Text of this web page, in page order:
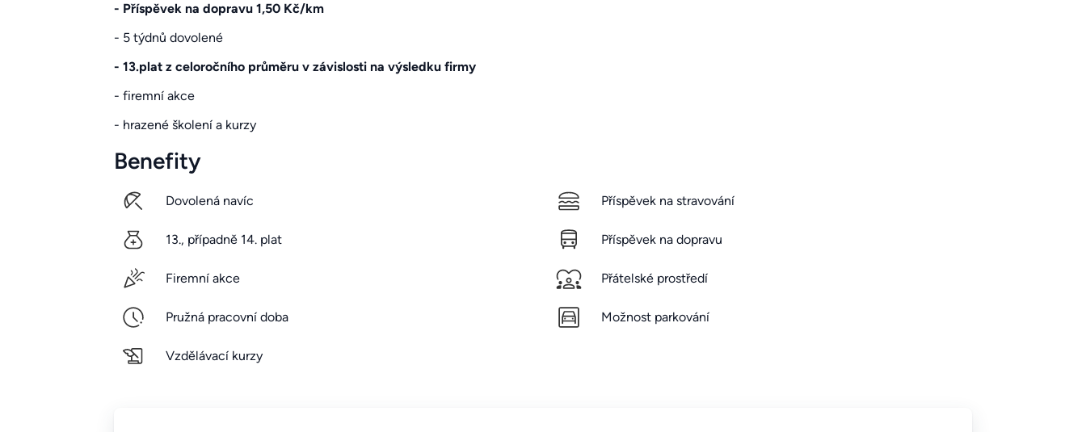
- Příspěvek na dopravu 1,50 Kč/km
- 5 týdnů dovolené
- 13.plat z celoročního průměru v závislosti na výsledku firmy
- firemní akce
- hrazené školení a kurzy
Benefity
Dovolená navíc
13., případně 14. plat
Firemní akce
Pružná pracovní doba
Vzdělávací kurzy
Příspěvek na stravování
Příspěvek na dopravu
Přátelské prostředí
Možnost parkování